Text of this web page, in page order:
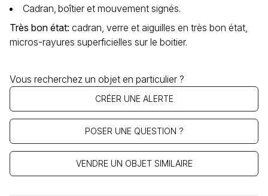
Cadran‚ boîtier et mouvement signés.
Très bon état: cadran, verre et aiguilles en très bon état,
micros-rayures superficielles sur le boitier.
Vous recherchez un objet en particulier ?
CRÉER UNE ALERTE
POSER UNE QUESTION ?
VENDRE UN OBJET SIMILAIRE